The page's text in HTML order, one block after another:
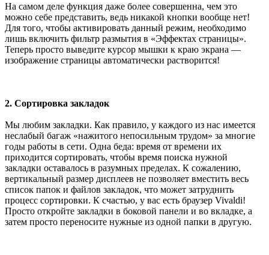
На самом деле функция даже более совершенна, чем это
можно себе представить, ведь никакой кнопки вообще нет!
Для того, чтобы активировать данный режим, необходимо
лишь включить фильтр размытия в «Эффектах страницы».
Теперь просто выведите курсор мышки к краю экрана —
изображение страницы автоматически растворится!
2. Сортировка закладок
Мы любим закладки. Как правило, у каждого из нас имеется
неслабый багаж «нажитого непосильным трудом» за многие
годы работы в сети. Одна беда: время от времени их
приходится сортировать, чтобы время поиска нужной
закладки оставалось в разумных пределах. К сожалению,
вертикальный размер дисплеев не позволяет вместить весь
список папок и файлов закладок, что может затруднить
процесс сортировки. К счастью, у вас есть браузер Vivaldi!
Просто откройте закладки в боковой панели и во вкладке, а
затем просто переносите нужные из одной папки в другую.